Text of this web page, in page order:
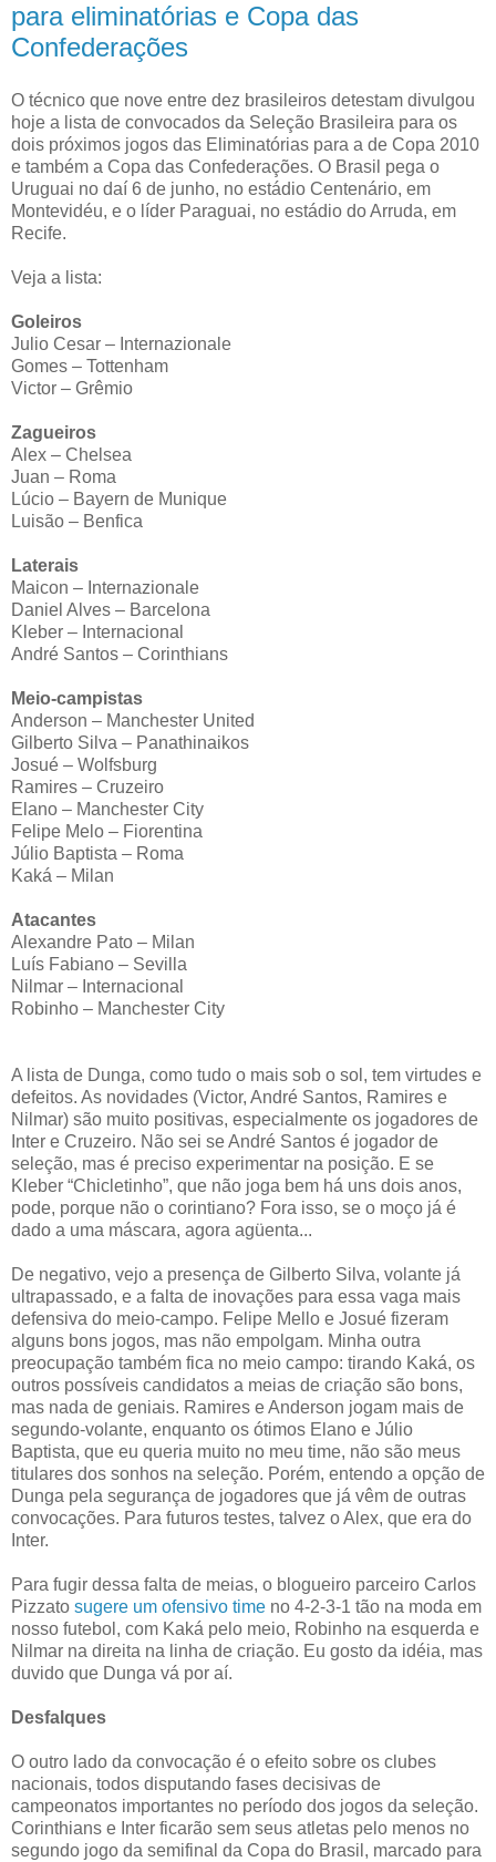
para eliminatórias e Copa das
Confederações
O técnico que nove entre dez brasileiros detestam divulgou
hoje a lista de convocados da Seleção Brasileira para os
dois próximos jogos das Eliminatórias para a de Copa 2010
e também a Copa das Confederações. O Brasil pega o
Uruguai no daí 6 de junho, no estádio Centenário, em
Montevidéu, e o líder Paraguai, no estádio do Arruda, em
Recife.
Veja a lista:
Goleiros
Julio Cesar – Internazionale
Gomes – Tottenham
Victor – Grêmio
Zagueiros
Alex – Chelsea
Juan – Roma
Lúcio – Bayern de Munique
Luisão – Benfica
Laterais
Maicon – Internazionale
Daniel Alves – Barcelona
Kleber – Internacional
André Santos – Corinthians
Meio-campistas
Anderson – Manchester United
Gilberto Silva – Panathinaikos
Josué – Wolfsburg
Ramires – Cruzeiro
Elano – Manchester City
Felipe Melo – Fiorentina
Júlio Baptista – Roma
Kaká – Milan
Atacantes
Alexandre Pato – Milan
Luís Fabiano – Sevilla
Nilmar – Internacional
Robinho – Manchester City
A lista de Dunga, como tudo o mais sob o sol, tem virtudes e
defeitos. As novidades (Victor, André Santos, Ramires e
Nilmar) são muito positivas, especialmente os jogadores de
Inter e Cruzeiro. Não sei se André Santos é jogador de
seleção, mas é preciso experimentar na posição. E se
Kleber “Chicletinho”, que não joga bem há uns dois anos,
pode, porque não o corintiano? Fora isso, se o moço já é
dado a uma máscara, agora agüenta...
De negativo, vejo a presença de Gilberto Silva, volante já
ultrapassado, e a falta de inovações para essa vaga mais
defensiva do meio-campo. Felipe Mello e Josué fizeram
alguns bons jogos, mas não empolgam. Minha outra
preocupação também fica no meio campo: tirando Kaká, os
outros possíveis candidatos a meias de criação são bons,
mas nada de geniais. Ramires e Anderson jogam mais de
segundo-volante, enquanto os ótimos Elano e Júlio
Baptista, que eu queria muito no meu time, não são meus
titulares dos sonhos na seleção. Porém, entendo a opção de
Dunga pela segurança de jogadores que já vêm de outras
convocações. Para futuros testes, talvez o Alex, que era do
Inter.
Para fugir dessa falta de meias, o blogueiro parceiro Carlos
Pizzato sugere um ofensivo time no 4-2-3-1 tão na moda em
nosso futebol, com Kaká pelo meio, Robinho na esquerda e
Nilmar na direita na linha de criação. Eu gosto da idéia, mas
duvido que Dunga vá por aí.
Desfalques
O outro lado da convocação é o efeito sobre os clubes
nacionais, todos disputando fases decisivas de
campeonatos importantes no período dos jogos da seleção.
Corinthians e Inter ficarão sem seus atletas pelo menos no
segundo jogo da semifinal da Copa do Brasil, marcado para